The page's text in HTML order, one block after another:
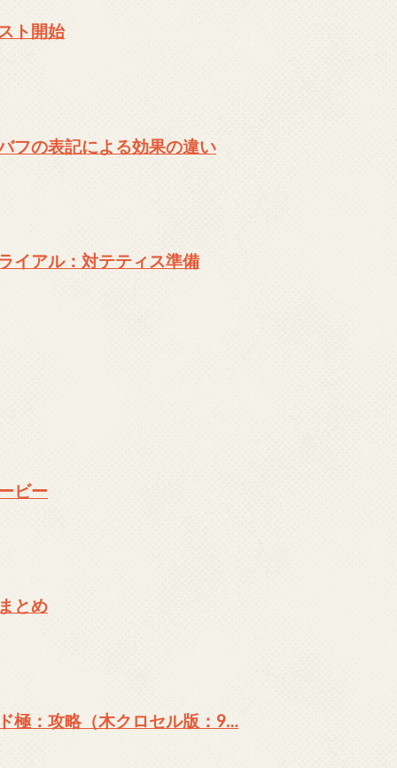
ト開始
フの表記による効果の違い
イアル：対テティス準備
ビー
とめ
極：攻略（木クロセル版：9…